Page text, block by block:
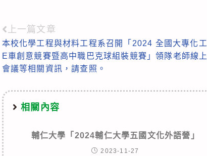
Read
more
articles
上一篇文章
本校化學工程與材料工程系召開「2024 全國大專化工
E車創意競賽暨高中職巴克球組裝競賽」領隊老師線上
會議等相關資訊，請查照。
相關內容
輔仁大學「2024輔仁大學五國文化外語營」
2023-11-27